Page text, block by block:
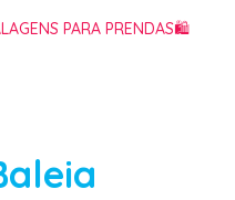
PARA PRENDAS🛍️